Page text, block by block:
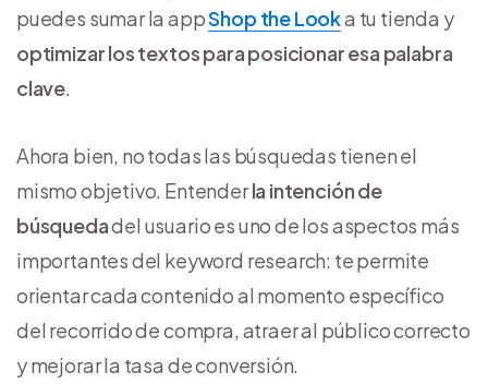
puedes sumar la appShop the Looka tu tienda y
optimizar los textos para posicionar esa palabra
clave.
Ahora bien, no todas las búsquedas tienen el
mismo objetivo. Entenderla intención de
búsquedadel usuario es uno de los aspectos más
importantes del keyword research: te permite
orientar cada contenido al momento específico
del recorrido de compra, atraer al público correcto
y mejorar la tasa de conversión.